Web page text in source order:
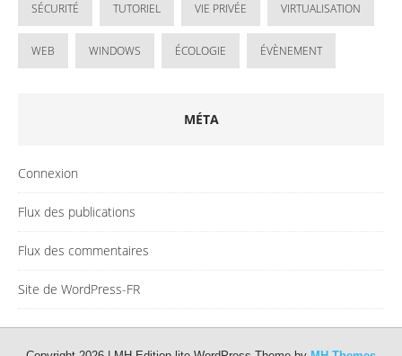
SÉCURITÉ TUTORIEL VIE PRIVÉE VIRTUALISATION
WEB WINDOWS ÉCOLOGIE ÉVÈNEMENT
MÉTA
Connexion
Flux des publications
Flux des commentaires
Site de WordPress-FR